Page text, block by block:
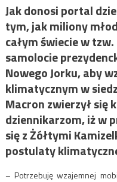
Jak donosi portal
tym, jak miliony
całym świecie w
samolocie
Nowego Jorku, aby
klimatycznym w
Macron zwierzył się
dziennikarzom, iż w
się z Żółtymi
postulaty
– Potrzebuję wzajemnej